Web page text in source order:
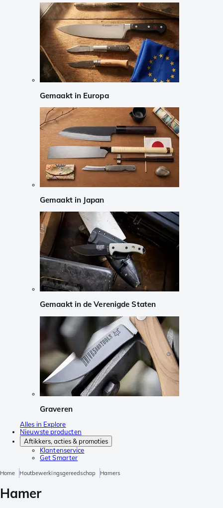
Gemaakt in Europa
Gemaakt in Japan
Gemaakt in de Verenigde Staten
Graveren
Alles in Explore
Nieuwste producten
Aftikkers, acties & promoties
Klantenservice
Get Smarter
Home Houtbewerkingsgereedschap Hamers
Hamer